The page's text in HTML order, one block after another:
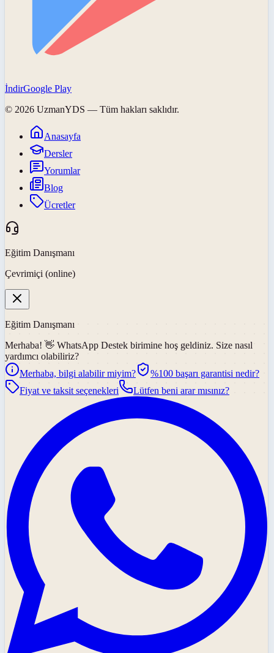
İndirGoogle Play
© 2026 UzmanYDS — Tüm hakları saklıdır.
Anasayfa
Dersler
Yorumlar
Blog
Ücretler
Eğitim Danışmanı
Çevrimiçi (online)
Eğitim Danışmanı
Merhaba! 👋 WhatsApp Destek birimine hoş geldiniz. Size nasıl
yardımcı olabiliriz?
Merhaba, bilgi alabilir miyim?
%100 başarı garantisi nedir?
Fiyat ve taksit seçenekleri
Lütfen beni arar mısınız?